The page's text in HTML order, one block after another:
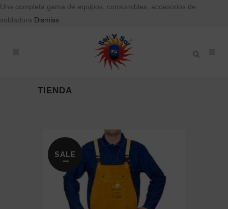
Una completa gama de equipos, consumibles, accesorios de
soldadura Dismiss
TIENDA
SALE